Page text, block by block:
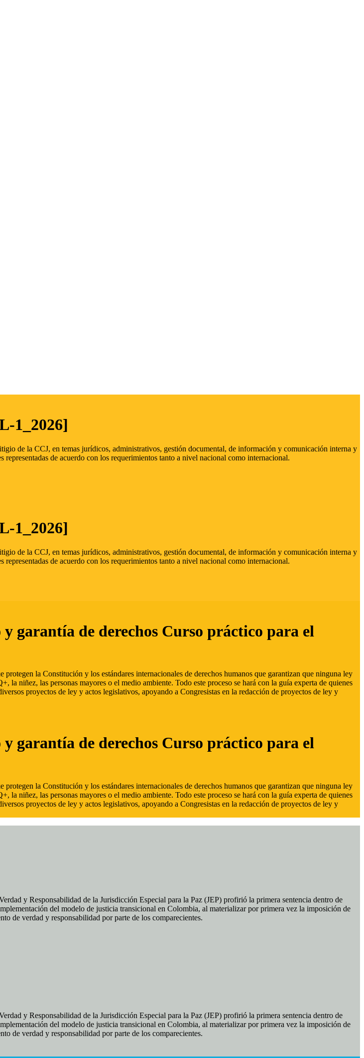
1_2026]
de la CCJ, en temas jurídicos, administrativos, gestión documental, de información y comunicación interna y
de acuerdo con los requerimientos tanto a nivel nacional como internacional.
1_2026]
de la CCJ, en temas jurídicos, administrativos, gestión documental, de información y comunicación interna y
de acuerdo con los requerimientos tanto a nivel nacional como internacional.
garantía de derechos Curso práctico para el
la Constitución y los estándares internacionales de derechos humanos que garantizan que ninguna ley
la niñez, las personas mayores o el medio ambiente. Todo este proceso se hará con la guía experta de quienes
proyectos de ley y actos legislativos, apoyando a Congresistas en la redacción de proyectos de ley y
garantía de derechos Curso práctico para el
la Constitución y los estándares internacionales de derechos humanos que garantizan que ninguna ley
la niñez, las personas mayores o el medio ambiente. Todo este proceso se hará con la guía experta de quienes
proyectos de ley y actos legislativos, apoyando a Congresistas en la redacción de proyectos de ley y
y Responsabilidad de la Jurisdicción Especial para la Paz (JEP) profirió la primera sentencia dentro de
del modelo de justicia transicional en Colombia, al materializar por primera vez la imposición de
de verdad y responsabilidad por parte de los comparecientes.
y Responsabilidad de la Jurisdicción Especial para la Paz (JEP) profirió la primera sentencia dentro de
del modelo de justicia transicional en Colombia, al materializar por primera vez la imposición de
de verdad y responsabilidad por parte de los comparecientes.